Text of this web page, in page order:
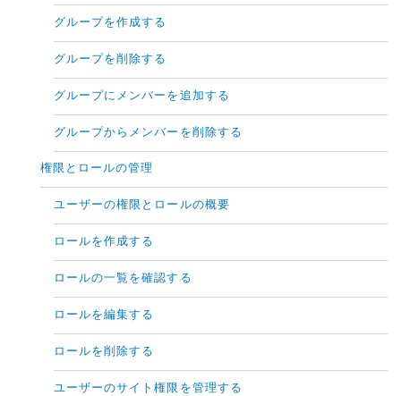
グループを作成する
グループを削除する
グループにメンバーを追加する
グループからメンバーを削除する
権限とロールの管理
ユーザーの権限とロールの概要
ロールを作成する
ロールの一覧を確認する
ロールを編集する
ロールを削除する
ユーザーのサイト権限を管理する